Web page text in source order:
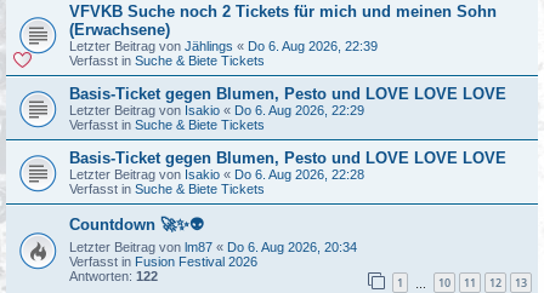
VFVKB Suche noch 2 Tickets für mich und meinen Sohn
(Erwachsene)
Letzter Beitrag von Jählings « Do 6. Aug 2026, 22:39
Verfasst in Suche & Biete Tickets
Basis-Ticket gegen Blumen, Pesto und LOVE LOVE LOVE
Letzter Beitrag von Isakio « Do 6. Aug 2026, 22:29
Verfasst in Suche & Biete Tickets
Basis-Ticket gegen Blumen, Pesto und LOVE LOVE LOVE
Letzter Beitrag von Isakio « Do 6. Aug 2026, 22:28
Verfasst in Suche & Biete Tickets
Countdown 🚀✨👽
Letzter Beitrag von lm87 « Do 6. Aug 2026, 20:34
Verfasst in Fusion Festival 2026
Antworten: 122 1 10 11 12 13